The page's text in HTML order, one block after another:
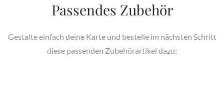
Passendes Zubehör
Gestalte einfach deine Karte und bestelle im nächsten Schritt
diese passenden Zubehörartikel dazu: